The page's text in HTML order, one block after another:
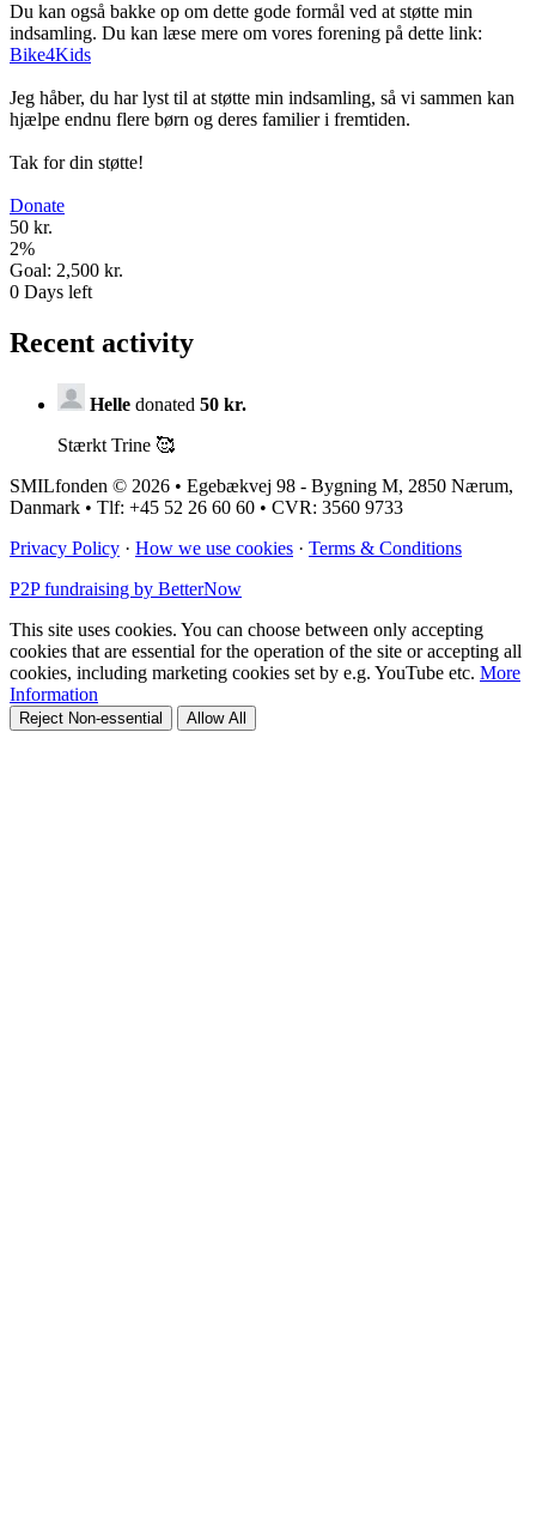
Du kan også bakke op om dette gode formål ved at støtte min
indsamling. Du kan læse mere om vores forening på dette link:
Bike4Kids
Jeg håber, du har lyst til at støtte min indsamling, så vi sammen kan
hjælpe endnu flere børn og deres familier i fremtiden.
Tak for din støtte!
Donate
50 kr.
2%
Goal: 2,500 kr.
0 Days left
Recent activity
Helle donated 50 kr.
Stærkt Trine 🥰
SMILfonden © 2026 • Egebækvej 98 - Bygning M, 2850 Nærum,
Danmark • Tlf: +45 52 26 60 60 • CVR: 3560 9733
Privacy Policy · How we use cookies · Terms & Conditions
P2P fundraising by BetterNow
This site uses cookies. You can choose between only accepting
cookies that are essential for the operation of the site or accepting all
cookies, including marketing cookies set by e.g. YouTube etc. More
Information
Reject Non-essential Allow All